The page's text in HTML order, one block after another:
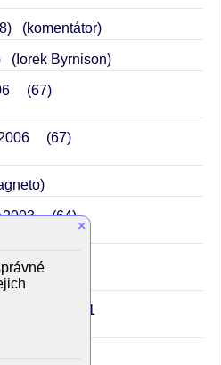
(komentátor)
(Iorek Byrnison)
67
67
2003
64
63
prstenu
2001
×